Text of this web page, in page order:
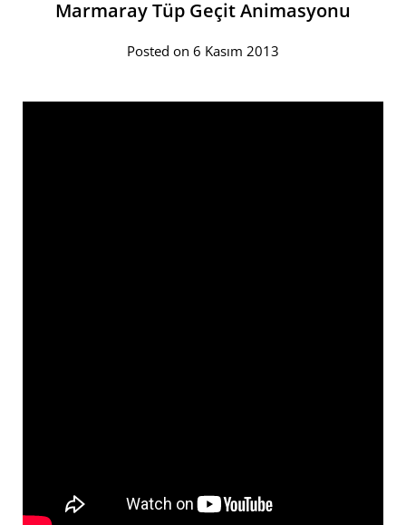
Marmaray Tüp Geçit Animasyonu
Posted on 6 Kasım 2013